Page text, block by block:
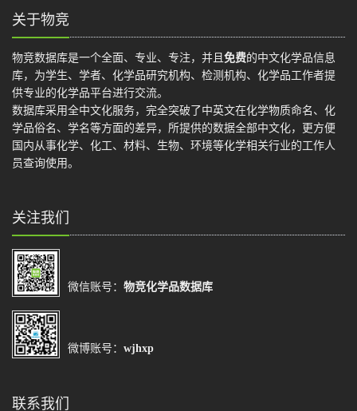
关于物竞
物竞数据库是一个全面、专业、专注，并且 免费的中文化学品信息
库，为学生、学者、化学品研究机构、检测机构、化学品工作者提
供专业的化学品平台进行交流。
数据库采用全中文化服务，完全突破了中英文在化学物质命名、化
学品俗名、学名等方面的差异，所提供的数据全部中文化，更方便
国内从事化学、化工、材料、生物、环境等化学相关行业的工作人
员查询使用。
关注我们
微信账号： 物竞化学品数据库
微博账号： wjhxp
联系我们